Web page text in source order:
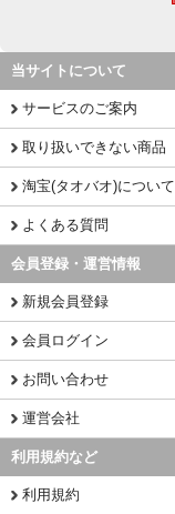
当サイトについて
サービスのご案内
取り扱いできない商品
淘宝(タオバオ)について
よくある質問
会員登録・運営情報
新規会員登録
会員ログイン
お問い合わせ
運営会社
利用規約など
利用規約